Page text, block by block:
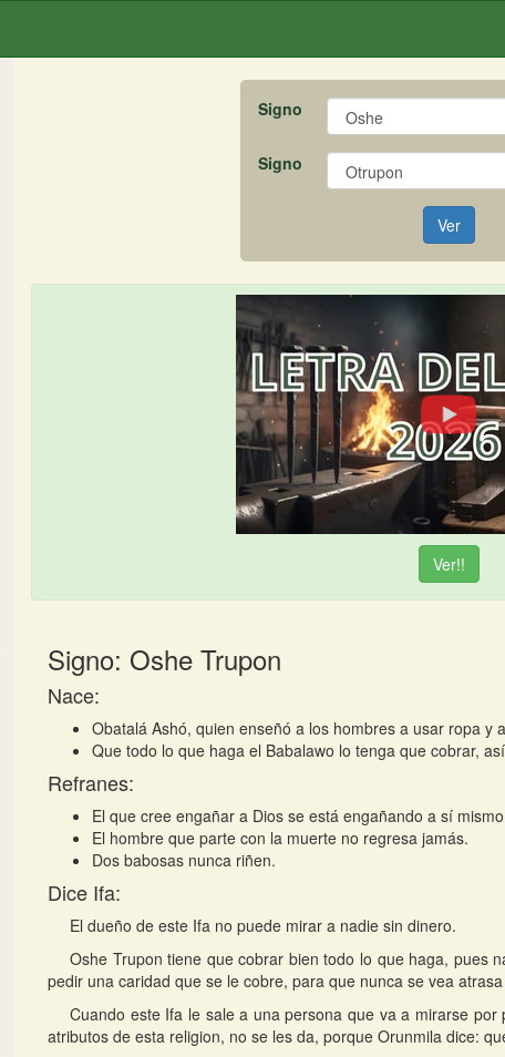
Signo
Signo
Ver
Ver!!
Signo: Oshe Trupon
Nace:
Obatalá Ashó, quien enseñó a los hombres a usar ropa y
Que todo lo que haga el Babalawo lo tenga que cobrar,
Refranes:
El que cree engañar a Dios se está engañando a sí
El hombre que parte con la muerte no regresa jamás.
Dos babosas nunca riñen.
Dice Ifa:
El dueño de este Ifa no puede mirar a nadie sin dinero.
Oshe Trupon tiene que cobrar bien todo lo que haga, pues
pedir una caridad que se le cobre, para que nunca se vea
Cuando este Ifa le sale a una persona que va a mirarse
atributos de esta religion, no se les da, porque Orunmila dice: